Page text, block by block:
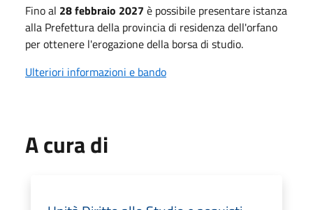
Fino al 28 febbraio 2027 è possibile presentare istanza
alla Prefettura della provincia di residenza dell'orfano
per ottenere l'erogazione della borsa di studio.
Ulteriori informazioni e bando
A cura di